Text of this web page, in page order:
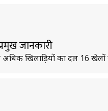
जानकारी
खिलाड़ियों का दल 16 खेलों